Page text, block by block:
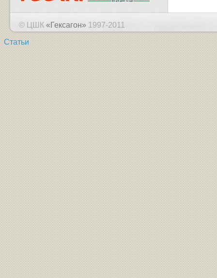
© ЦШК «Гексагон» 1997-2011
Статьи